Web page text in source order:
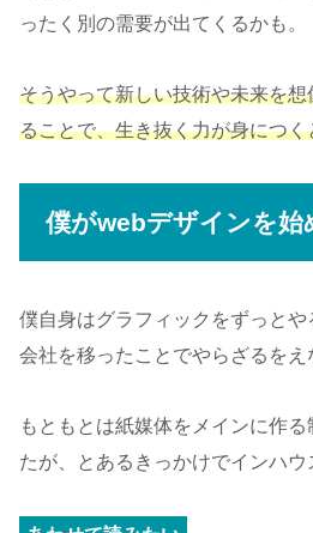
ったく別の需要が出てくるかも。
そうやって新しい技術や未来を
ることで、生き抜く力が身につ
僕がwebデザインを始
僕自身はグラフィックをずっとや
会社を移ったことでやらざるをえ
もともとは紙媒体をメインに作
たが、とあるきっかけでインハウ